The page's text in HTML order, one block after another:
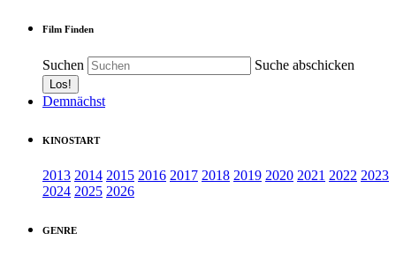
Film Finden
Suchen Suche abschicken
Demnächst
KINOSTART
2013 2014 2015 2016 2017 2018 2019 2020 2021 2022 2023
2024 2025 2026
GENRE